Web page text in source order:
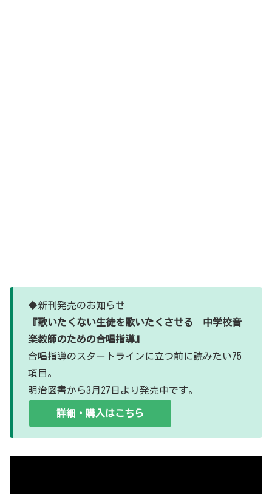
◆新刊発売のお知らせ
『歌いたくない生徒を歌いたくさせる 中学校音
楽教師のための合唱指導』
合唱指導のスタートラインに立つ前に読みたい75
項目。
明治図書から3月27日より発売中です。
詳細・購入はこちら